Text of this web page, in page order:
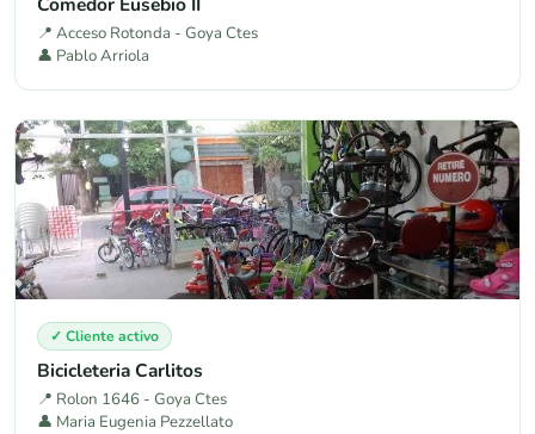
📍 Acceso Rotonda - Goya Ctes
👤 Pablo Arriola
✓ Cliente activo
Bicicleteria Carlitos
📍 Rolon 1646 - Goya Ctes
👤 Maria Eugenia Pezzellato